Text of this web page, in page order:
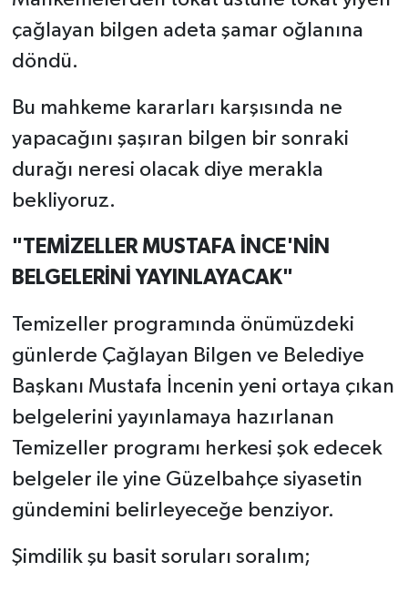
çağlayan bilgen adeta şamar oğlanına
döndü.
Bu mahkeme kararları karşısında ne
yapacağını şaşıran bilgen bir sonraki
durağı neresi olacak diye merakla
bekliyoruz.
"TEMİZELLER MUSTAFA İNCE'NİN
BELGELERİNİ YAYINLAYACAK"
Temizeller programında önümüzdeki
günlerde Çağlayan Bilgen ve Belediye
Başkanı Mustafa İncenin yeni ortaya çıkan
belgelerini yayınlamaya hazırlanan
Temizeller programı herkesi şok edecek
belgeler ile yine Güzelbahçe siyasetin
gündemini belirleyeceğe benziyor.
Şimdilik şu basit soruları soralım;